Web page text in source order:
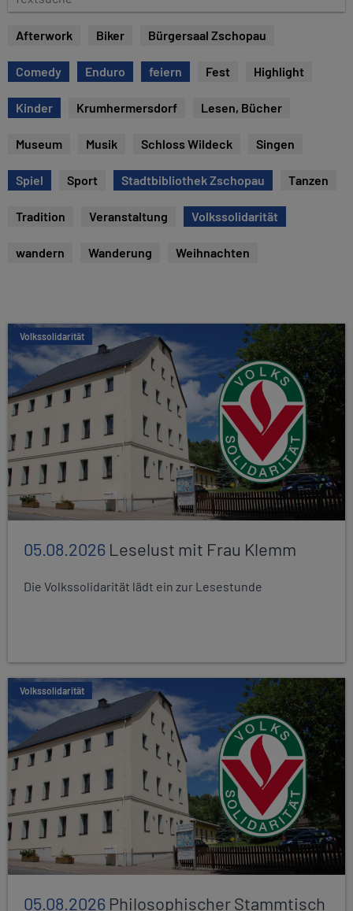
e
s
u
c
Afterwork Biker Bürgersaal Zschopau
Comedy Enduro feiern Fest Highlight
Kinder Krumhermersdorf Lesen, Bücher
Museum Musik Schloss Wildeck Singen
Spiel Sport Stadtbibliothek Zschopau Tanzen
Tradition Veranstaltung Volkssolidarität
wandern Wanderung Weihnachten
Volkssolidarität
05.08.2026 Leselust mit Frau Klemm
Die Volkssolidarität lädt ein zur Lesestunde
Volkssolidarität
05.08.2026 Philosophischer Stammtisch